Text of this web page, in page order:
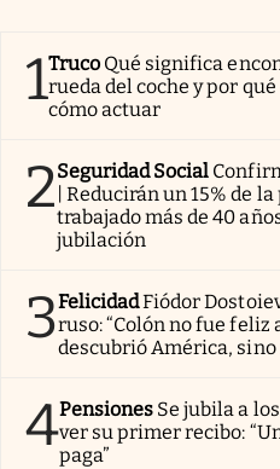
1Truco Qué significa
rueda del coche y por
cómo actuar
2Seguridad Social
| Reducirán un 15% de
trabajado más de 40
jubilación
3FelicidadFiódor
ruso: “Colón no fue feliz
descubrió América,
4Pensiones Se jubila a
ver su primer recibo:
paga”